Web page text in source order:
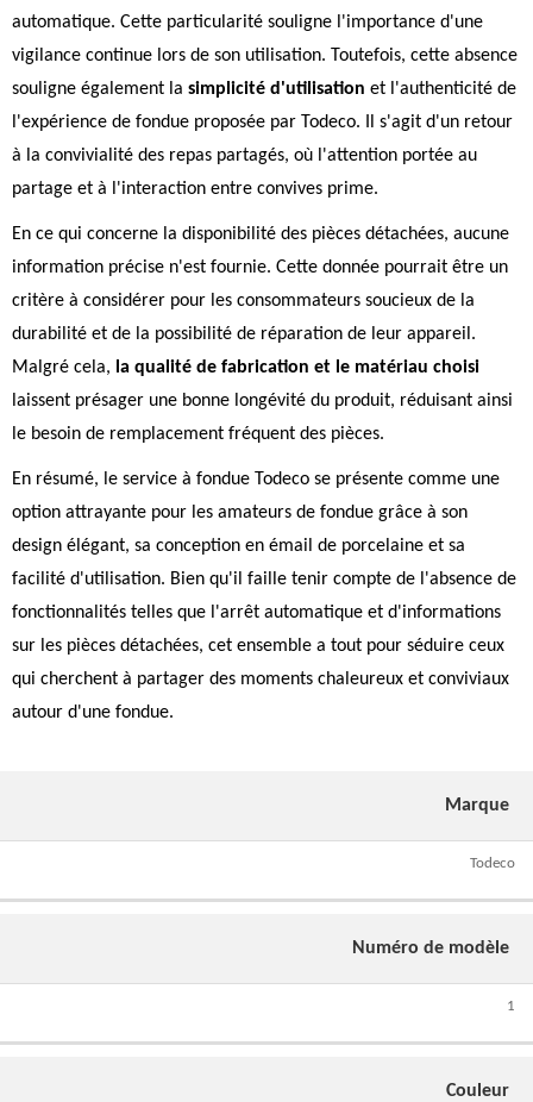
automatique. Cette particularité souligne l'importance d'une
vigilance continue lors de son utilisation. Toutefois, cette absence
souligne également la simplicité d'utilisation et l'authenticité de
l'expérience de fondue proposée par Todeco. Il s'agit d'un retour
à la convivialité des repas partagés, où l'attention portée au
partage et à l'interaction entre convives prime.
En ce qui concerne la disponibilité des pièces détachées, aucune
information précise n'est fournie. Cette donnée pourrait être un
critère à considérer pour les consommateurs soucieux de la
durabilité et de la possibilité de réparation de leur appareil.
Malgré cela, la qualité de fabrication et le matériau choisi
laissent présager une bonne longévité du produit, réduisant ainsi
le besoin de remplacement fréquent des pièces.
En résumé, le service à fondue Todeco se présente comme une
option attrayante pour les amateurs de fondue grâce à son
design élégant, sa conception en émail de porcelaine et sa
facilité d'utilisation. Bien qu'il faille tenir compte de l'absence de
fonctionnalités telles que l'arrêt automatique et d'informations
sur les pièces détachées, cet ensemble a tout pour séduire ceux
qui cherchent à partager des moments chaleureux et conviviaux
autour d'une fondue.
Marque
Todeco
Numéro de modèle
1
Couleur